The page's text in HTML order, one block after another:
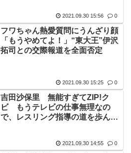
2021.09.30 15:56 0
フワちゃん熱愛質問にうんざり顔
「もうやめてよ！」“東大王”伊沢
拓司との交際報道を全面否定
2021.09.30 15:25 0
吉田沙保里 無能すぎてZIP!ク
ビ もうテレビの仕事無理なの
で、レスリング指導の道を歩んで
2021.09.30 14:55 0